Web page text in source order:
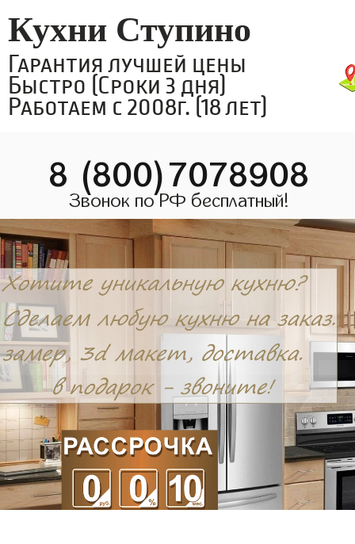
Кухни Ступино
Гарантия лучшей цены
Быстро (Сроки 3 дня)
Работаем с 2008г. (18 лет)
8 (800)7078908
Звонок по РФ бесплатный!